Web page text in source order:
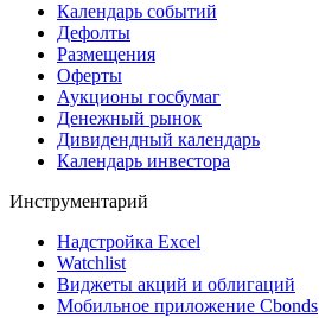
Календарь событий
Дефолты
Размещения
Оферты
Аукционы госбумаг
Денежный рынок
Дивидендный календарь
Календарь инвестора
Инструментарий
Надстройка Excel
Watchlist
Виджеты акций и облигаций
Мобильное приложение Cbonds